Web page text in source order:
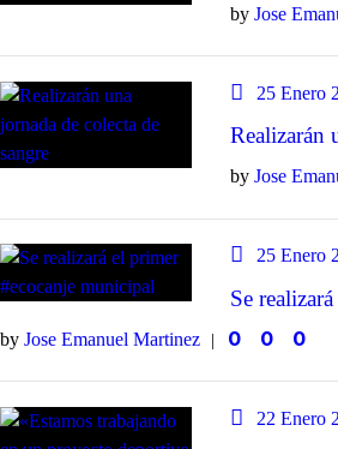
by Jose
25 Enero
Realizarán
by Jose
25 Enero
Se
by Jose Emanuel Martinez 0 0 0
22 Enero